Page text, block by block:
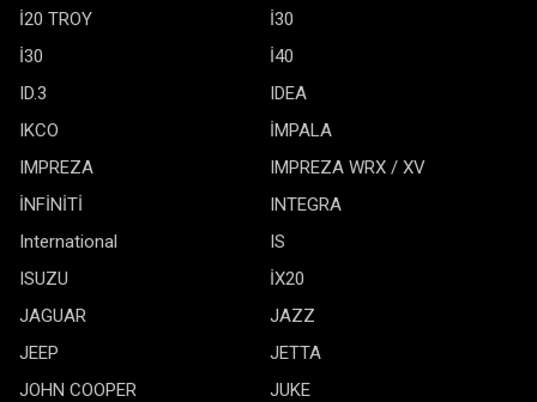
İ20 TROY
İ30
İ30
İ40
ID.3
IDEA
IKCO
İMPALA
IMPREZA
IMPREZA WRX / XV
İNFİNİTİ
INTEGRA
International
IS
ISUZU
İX20
JAGUAR
JAZZ
JEEP
JETTA
JOHN COOPER
JUKE